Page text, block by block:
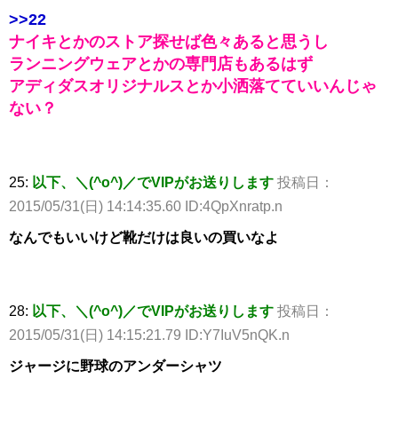
>>22
ナイキとかのストア探せば色々あると思うし
ランニングウェアとかの専門店もあるはず
アディダスオリジナルスとか小洒落てていいんじゃ
ない？
25: 以下、＼(^o^)／でVIPがお送りします 投稿日：
2015/05/31(日) 14:14:35.60 ID:4QpXnratp.n
なんでもいいけど靴だけは良いの買いなよ
28: 以下、＼(^o^)／でVIPがお送りします 投稿日：
2015/05/31(日) 14:15:21.79 ID:Y7IuV5nQK.n
ジャージに野球のアンダーシャツ